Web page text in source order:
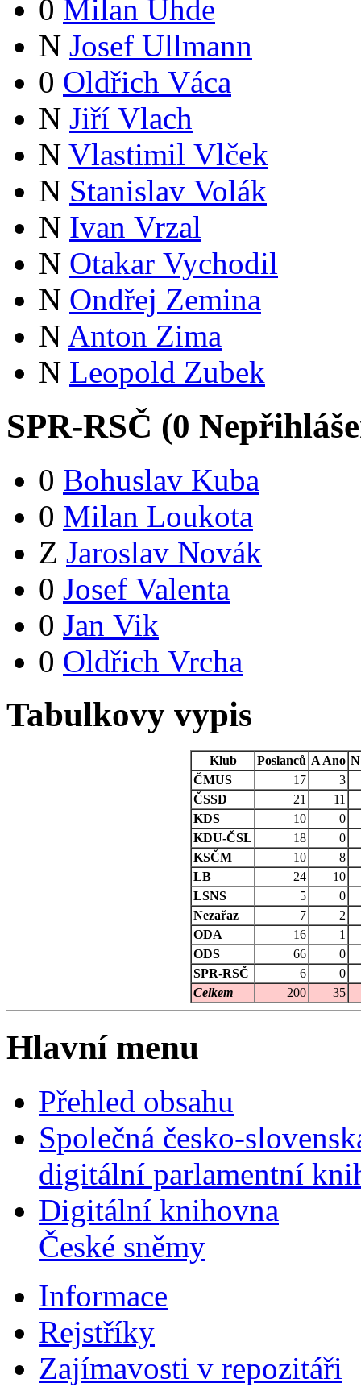
0 Milan Uhde
N Josef Ullmann
0 Oldřich Váca
N Jiří Vlach
N Vlastimil Vlček
N Stanislav Volák
N Ivan Vrzal
N Otakar Vychodil
N Ondřej Zemina
N Anton Zima
N Leopold Zubek
SPR-RSČ (0
0 Bohuslav Kuba
0 Milan Loukota
Z Jaroslav Novák
0 Josef Valenta
0 Jan Vik
0 Oldřich Vrcha
Tabulkovy vypis
Klub Poslanců A Ano N
ČMUS
17
3
ČSSD
21
11
KDS
10
0
KDU-ČSL
18
0
KSČM
10
8
LB
24
10
LSNS
5
0
Nezařaz
7
2
ODA
16
1
ODS
66
0
SPR-RSČ
6
0
Celkem
200 35
Hlavní menu
Přehled obsahu
Společná česko-
digitální parlamentní
Digitální knihovna
České sněmy
Informace
Rejstříky
Zajímavosti v repozitáři